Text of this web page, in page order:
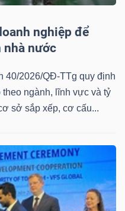
nghiệp để
nhà nước
40/2026/QĐ-TTg quy định
ngành, lĩnh vực và tỷ
sở sắp xếp, cơ cấu...